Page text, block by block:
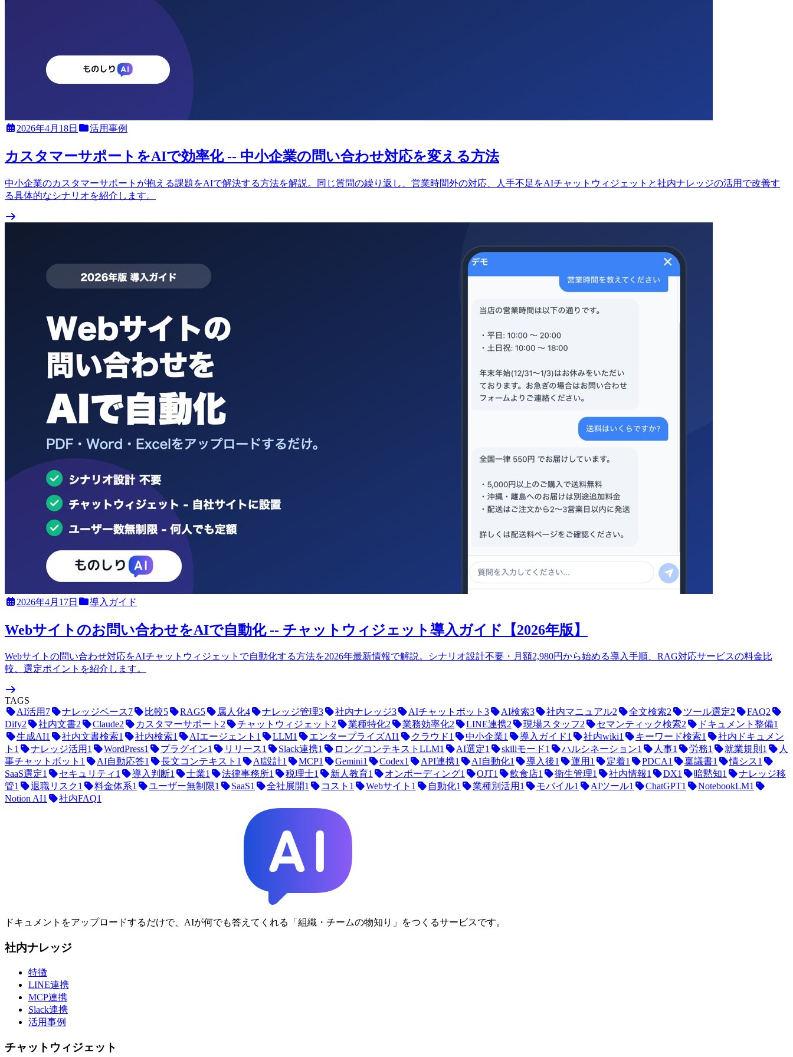
2026年4月18日 活用事例
カスタマーサポートをAIで効率化 -- 中小企業の問い合わせ対応を変える方法
中小企業のカスタマーサポートが抱える課題をAIで解決する方法を解説。同じ質問の繰り返し、営業時間外の対応、人手不足をAIチャットウィジェットと社内ナレッジの活用で改善す
る具体的なシナリオを紹介します。
2026年4月17日 導入ガイド
Webサイトのお問い合わせをAIで自動化 -- チャットウィジェット導入ガイド【2026年版】
Webサイトの問い合わせ対応をAIチャットウィジェットで自動化する方法を2026年最新情報で解説。シナリオ設計不要・月額2,980円から始める導入手順、RAG対応サービスの料金比
較、選定ポイントを紹介します。
TAGS
AI活用 7 ナレッジベース7 比較5 RAG5 属人化4 ナレッジ管理3 社内ナレッジ3 AIチャットボット 3 AI検索3 社内マニュアル2 全文検索2 ツール選定2 FAQ2
Dify2 社内文書2 Claude2 カスタマーサポート 2 チャットウィジェット 2 業種特化2 業務効率化2 LINE連携2 現場スタッフ2 セマンティック検索2 ドキュメント整備1
生成AI1 社内文書検索1 社内検索1 AIエージェント 1 LLM1 エンタープライズAI1 クラウド1 中小企業1 導入ガイド1 社内wiki1 キーワード検索1
社内ドキュメン
ト 1 ナレッジ活用 1 WordPress1 プラグイン1 リリース1 Slack連携1 ロングコンテキストLLM1 AI選定1 skillモード1 ハルシネーション1 人事1 労務1 就業規則 1
人
事チャットボット 1 AI自動応答1 長文コンテキスト 1 AI設計1 MCP1 Gemini1 Codex1 API連携1 AI自動化1 導入後1 運用 1 定着1 PDCA1 稟議書1 情シス1
SaaS選定1 セキュリティ 1 導入判断1 士業1 法律事務所1 税理士1 新人教育1 オンボーディング1 OJT1 飲食店1 衛生管理1 社内情報1 DX1 暗黙知1
ナレッジ移
管1 退職リスク1 料金体系1 ユーザー無制限1 SaaS1 全社展開1 コスト 1 Webサイト 1 自動化1 業種別活用 1 モバイル1 AIツール1 ChatGPT1 NotebookLM1
Notion AI1 社内FAQ1
ドキュメントをアップロードするだけで、AIが何でも答えてくれる「組織・チームの物知り」をつくるサービスです。
社内ナレッジ
特徴
LINE連携
MCP連携
Slack連携
活用事例
チャットウィジェット